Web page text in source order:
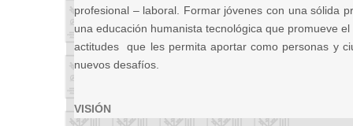
profesional – laboral. Formar jóvenes con una sólida
una educación humanista tecnológica que promueve
actitudes que les permita aportar como personas y
nuevos desafíos.
VISIÓN